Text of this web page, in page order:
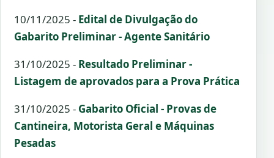
10/11/2025 - Edital de Divulgação do
Gabarito Preliminar - Agente Sanitário
31/10/2025 - Resultado Preliminar -
Listagem de aprovados para a Prova Prática
31/10/2025 - Gabarito Oficial - Provas de
Cantineira, Motorista Geral e Máquinas
Pesadas